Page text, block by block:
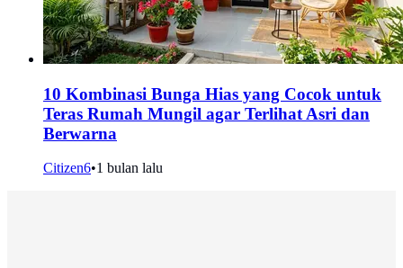
10 Kombinasi Bunga Hias yang Cocok untuk
Teras Rumah Mungil agar Terlihat Asri dan
Berwarna
Citizen6•1 bulan lalu